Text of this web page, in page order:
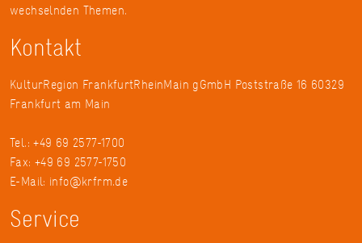
wechselnden Themen.
Kontakt
KulturRegion FrankfurtRheinMain gGmbH Poststraße 16 60329
Frankfurt am Main
Tel.: +49 69 2577-1700
Fax: +49 69 2577-1750
E-Mail: info@krfrm.de
Service